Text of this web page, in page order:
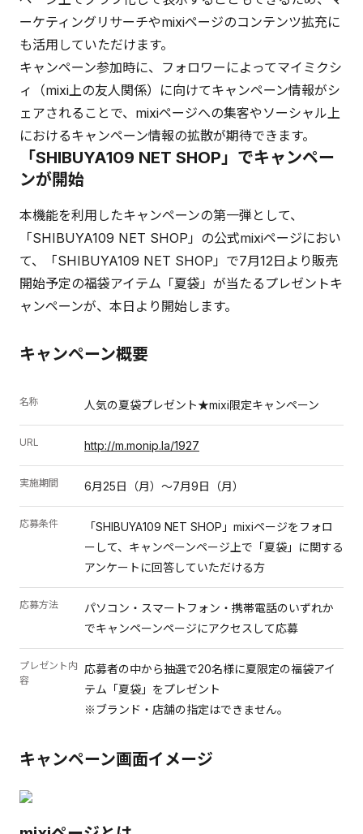
ーケティングリサーチやmixiページのコンテンツ拡充に
も活用していただけます。
キャンペーン参加時に、フォロワーによってマイミクシ
ィ（mixi上の友人関係）に向けてキャンペーン情報がシ
ェアされることで、mixiページへの集客やソーシャル上
におけるキャンペーン情報の拡散が期待できます。
「SHIBUYA109 NET SHOP」でキャンペー
ンが開始
本機能を利用したキャンペーンの第一弾として、
「SHIBUYA109 NET SHOP」の公式mixiページにおい
て、「SHIBUYA109 NET SHOP」で7月12日より販売
開始予定の福袋アイテム「夏袋」が当たるプレゼントキ
ャンペーンが、本日より開始します。
キャンペーン概要
名称 人気の夏袋プレゼント★mixi限定キャンペーン
URL http://m.monip.la/1927
実施期間 6月25日（月）～7月9日（月）
応募条件
「SHIBUYA109 NET SHOP」mixiページをフォロ
ーして、キャンペーンページ上で「夏袋」に関する
アンケートに回答していただける方
応募方法
パソコン・スマートフォン・携帯電話のいずれか
でキャンペーンページにアクセスして応募
プレゼント内
容
応募者の中から抽選で20名様に夏限定の福袋アイ
テム「夏袋」をプレゼント
※ブランド・店舗の指定はできません。
キャンペーン画面イメージ